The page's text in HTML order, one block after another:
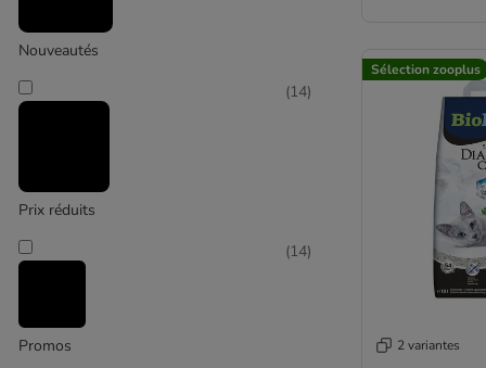
Litière bois
Purizon
Nouveautés
Prix réduits
(14)
Promos
(14)
Sélection zooplus
2 variantes